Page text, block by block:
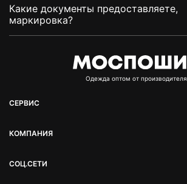
Какие документы предоставляете,
маркировка?
Oдежда оптом от производителя
СЕРВИС
КОМПАНИЯ
СОЦ.СЕТИ